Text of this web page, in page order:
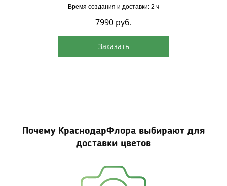
Время создания и доставки: 2 ч
7990 руб.
Заказать
Почему КраснодарФлора выбирают для
доставки цветов